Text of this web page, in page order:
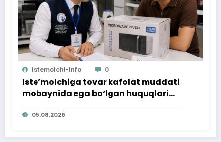
Istemolchi-Info 0
Iste’molchiga tovar kafolat muddati
mobaynida ega bo‘lgan huquqlari
ta’minlab berildi
05.08.2026